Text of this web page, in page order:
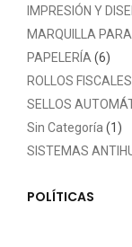
IMPRESIÓN Y
MARQUILLA
PAPELERÍA (6)
ROLLOS FISCALES
SELLOS
Sin Categoría (1)
SISTEMAS
POLÍTICAS